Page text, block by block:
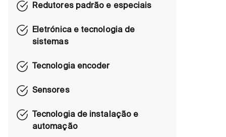
Redutores padrão e especiais
Eletrónica e tecnologia de
sistemas
Tecnologia encoder
Sensores
Tecnologia de instalação e
automação